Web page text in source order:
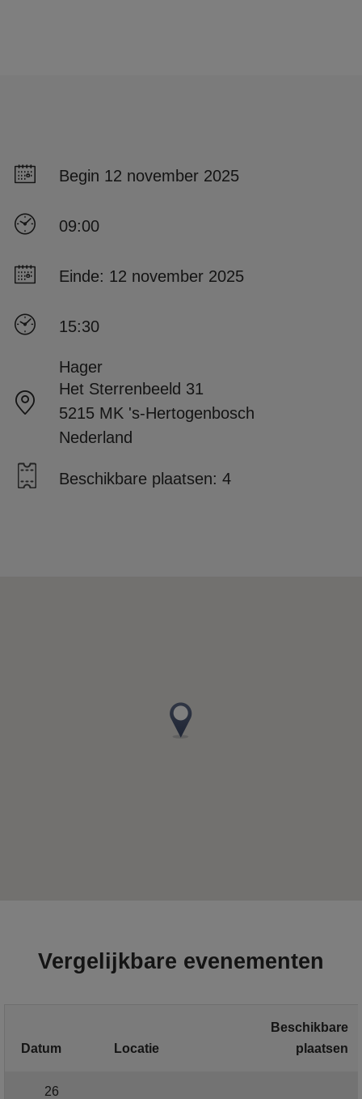
Begin 12 november 2025
09:00
Einde: 12 november 2025
15:30
Hager
Het Sterrenbeeld 31
5215 MK 's-Hertogenbosch
Nederland
Beschikbare plaatsen: 4
Vergelijkbare evenementen
Datum Locatie
Beschikbare
plaatsen
26